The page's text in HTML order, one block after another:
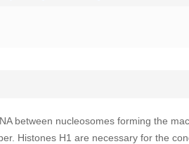
between nucleosomes forming the
Histones H1 are necessary for the